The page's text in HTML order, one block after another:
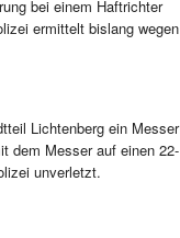
bei einem Haftrichter
ermittelt bislang wegen
Lichtenberg ein Messer
dem Messer auf einen 22-
unverletzt.